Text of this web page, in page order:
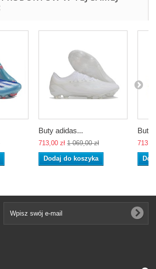
Buty adidas...
713,00 zł 1 069,00 zł
Dodaj do koszyka
Buty